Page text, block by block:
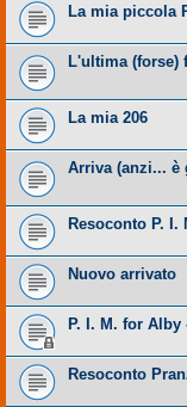
La mia piccola
L'ultima (forse)
La mia 206
Arriva (anzi... è
Resoconto P. I.
Nuovo arrivato
P. I. M. for Alby
Resoconto